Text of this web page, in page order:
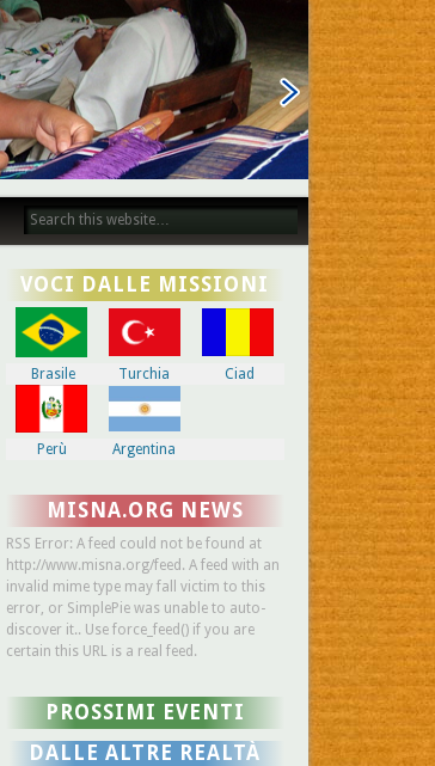
VOCI DALLE MISSIONI
Brasile Turchia Ciad
Perù Argentina
MISNA.ORG NEWS
RSS Error: A feed could not be found at
http://www.misna.org/feed. A feed with an
invalid mime type may fall victim to this
error, or SimplePie was unable to auto-
discover it.. Use force_feed() if you are
certain this URL is a real feed.
PROSSIMI EVENTI
DALLE ALTRE REALTÀ